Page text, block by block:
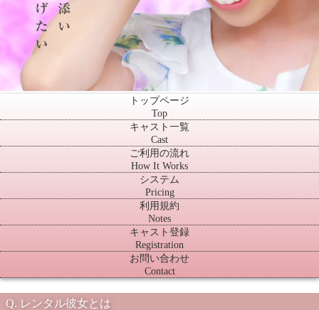
トップページ
Top
キャスト一覧
Cast
ご利用の流れ
How It Works
システム
Pricing
利用規約
Notes
キャスト登録
Registration
お問い合わせ
Contact
レンタル彼女とは